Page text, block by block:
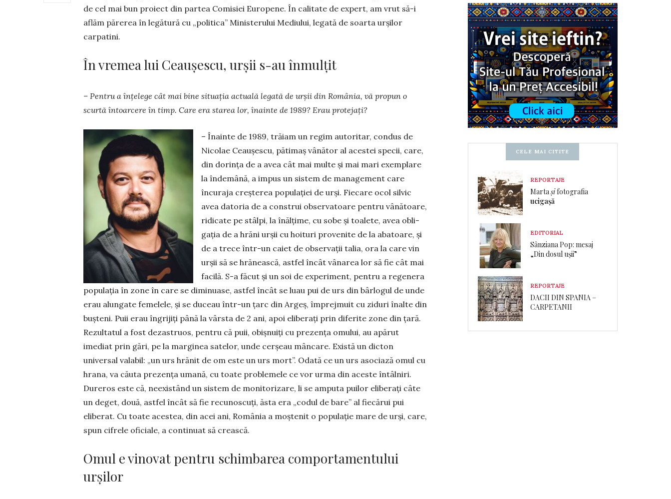
de cel mai bun proiect din par­tea Co­misiei Europene. În calitate de ex­pert, am vrut să-i
aflăm pă­rerea în legătură cu „po­­litica” Ministerului Me­diului, lega­tă de soar­­ta urșilor
carpatini.
În vremea lui Ceaușescu, urșii s-au înmulțit
– Pentru a înțelege cât mai bine situația ac­tuală legată de urșii din România, vă propun o
scurtă întoarcere în timp. Care era starea lor, înainte de 1989? Erau protejați?
– Înainte de 1989, trăiam un regim autoritar, condus de
Nicolae Ceaușescu, pătimaș vânător al acestei specii, care,
din dorința de a avea cât mai multe și mai mari exem­plare
la îndemână, a im­pus un sistem de ma­nagement care
încuraja creș­terea popu­lației de urși. Fiecare ocol silvic
avea datoria de a cons­trui observatoare pen­tru vână­toare,
ridicate pe stâlpi, la înălțime, cu sobe și toa­lete, avea obli­
gația de a hră­ni urșii cu hoi­turi pro­venite de la aba­toare, și
de a trece într-un ca­iet de obser­vații talia, ora la care vin
urșii să se hră­nească, astfel în­cât vâ­narea lor să fie cât mai
facilă. S-a fă­cut și un soi de expe­riment, pentru a rege­nera
popu­lația în zone în care se diminuase, astfel încât se luau pui de urs din bârlogul de unde
erau alungate femelele, și se duceau într-un țarc din Argeș, împrejmuit cu zi­duri înalte din
bușteni. Puii erau îngrijiți până la vârsta de 2 ani, apoi eliberați prin diferite zone din țară.
Rezultatul a fost dezastruos, pentru că puii, obișnuiți cu prezența omului, au apărut
imediat prin gări, pe la marginea satelor, unde cerșeau mâncare. Există un dicton
universal va­labil: „un urs hrănit de om este un urs mort”. Oda­tă ce un urs asociază omul cu
hrana, va căuta pre­zența umană, cu toate pro­blemele ce vor urma din aceste întâlniri.
Dureros este că, neexistând un sistem de monitorizare, li se amputa puilor elibe­rați câte
un deget, două, astfel încât să fie re­cunoscuți, ăsta era „codul de bare” al fiecărui pui
eliberat. Cu toate acestea, din acei ani, România a moștenit o populație mare de urși, care,
spun cifrele oficia­le, a continuat să crească.
Omul e vinovat pentru schimbarea comportamentului
urșilor
CELE MAI CITITE
REPORTAJE
Martașifotografia
ucigașă
EDITORIAL
Sânziana Pop: mesaj
„Din dosul ușii”
REPORTAJE
DACII DIN SPANIA –
CARPETANII